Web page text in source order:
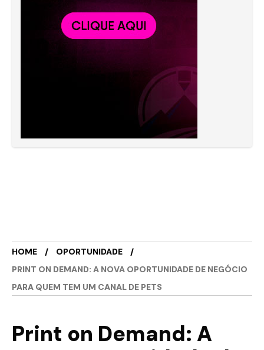
HOME
OPORTUNIDADE
PRINT ON DEMAND: A NOVA OPORTUNIDADE DE NEGÓCIO
PARA QUEM TEM UM CANAL DE PETS
Print on Demand: A